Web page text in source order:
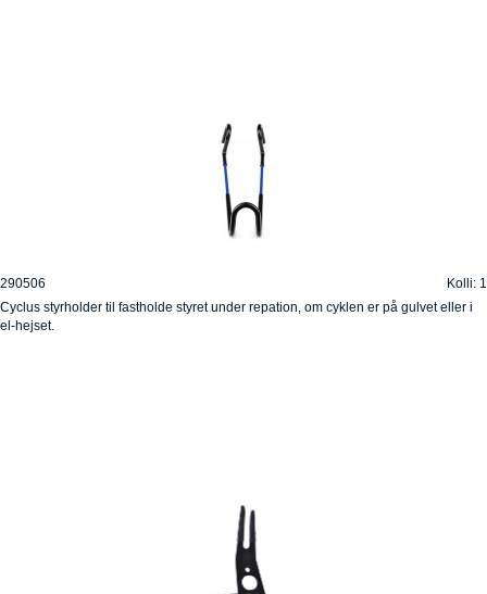
290506
Kolli: 1
Cyclus styrholder til fastholde styret under repation, om cyklen er på gulvet eller i
el-hejset.